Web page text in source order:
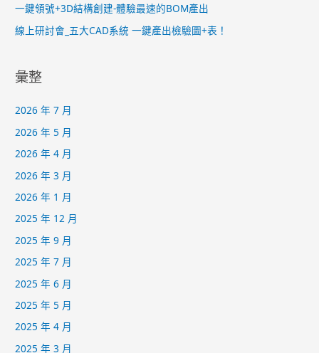
一鍵領號+3D結構創建-體驗最速的BOM產出
線上研討會_五大CAD系統 一鍵產出檢驗圖+表！
彙整
2026 年 7 月
2026 年 5 月
2026 年 4 月
2026 年 3 月
2026 年 1 月
2025 年 12 月
2025 年 9 月
2025 年 7 月
2025 年 6 月
2025 年 5 月
2025 年 4 月
2025 年 3 月